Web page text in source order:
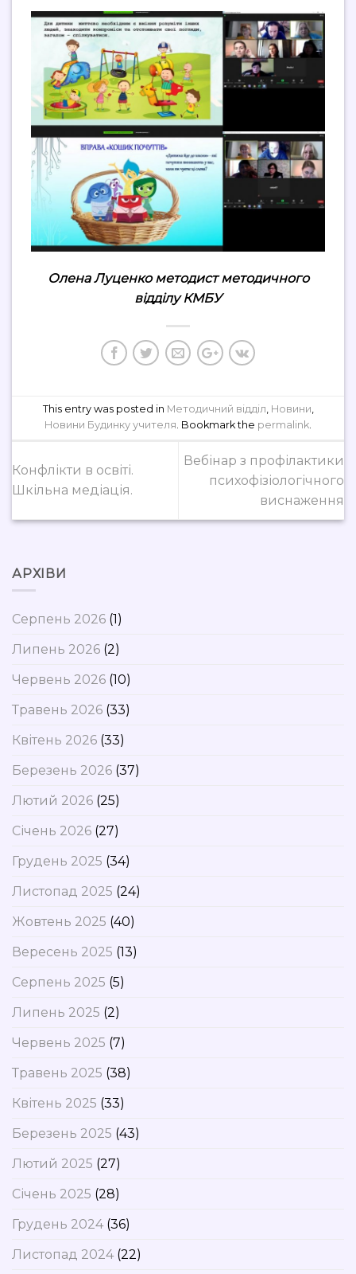
Олена Луценко методист методичного
відділу КМБУ
This entry was posted in Методичний відділ, Новини,
Новини Будинку учителя. Bookmark the permalink.
Конфлікти в освіті.
Шкільна медіація.
Вебінар з профілактики
психофізіологічного
виснаження
АРХІВИ
Серпень 2026 (1)
Липень 2026 (2)
Червень 2026 (10)
Травень 2026 (33)
Квітень 2026 (33)
Березень 2026 (37)
Лютий 2026 (25)
Січень 2026 (27)
Грудень 2025 (34)
Листопад 2025 (24)
Жовтень 2025 (40)
Вересень 2025 (13)
Серпень 2025 (5)
Липень 2025 (2)
Червень 2025 (7)
Травень 2025 (38)
Квітень 2025 (33)
Березень 2025 (43)
Лютий 2025 (27)
Січень 2025 (28)
Грудень 2024(36)
Листопад 2024(22)